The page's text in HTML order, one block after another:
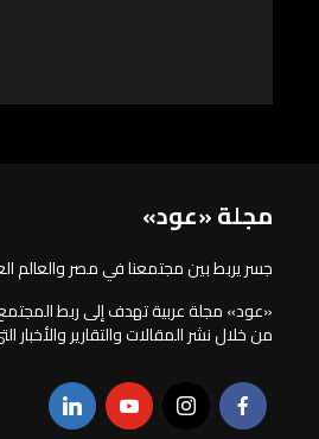
مجلة «عود»
جسر يربط بين مجتمعنا في مصر والعالم
«عود» مجلة عربية تهدف إلى ربط
من خلال نشر المقالات والتقارير والأخبار